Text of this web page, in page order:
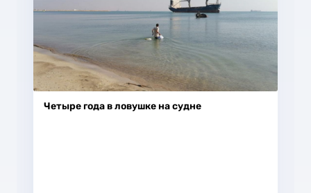
Четыре года в ловушке на судне